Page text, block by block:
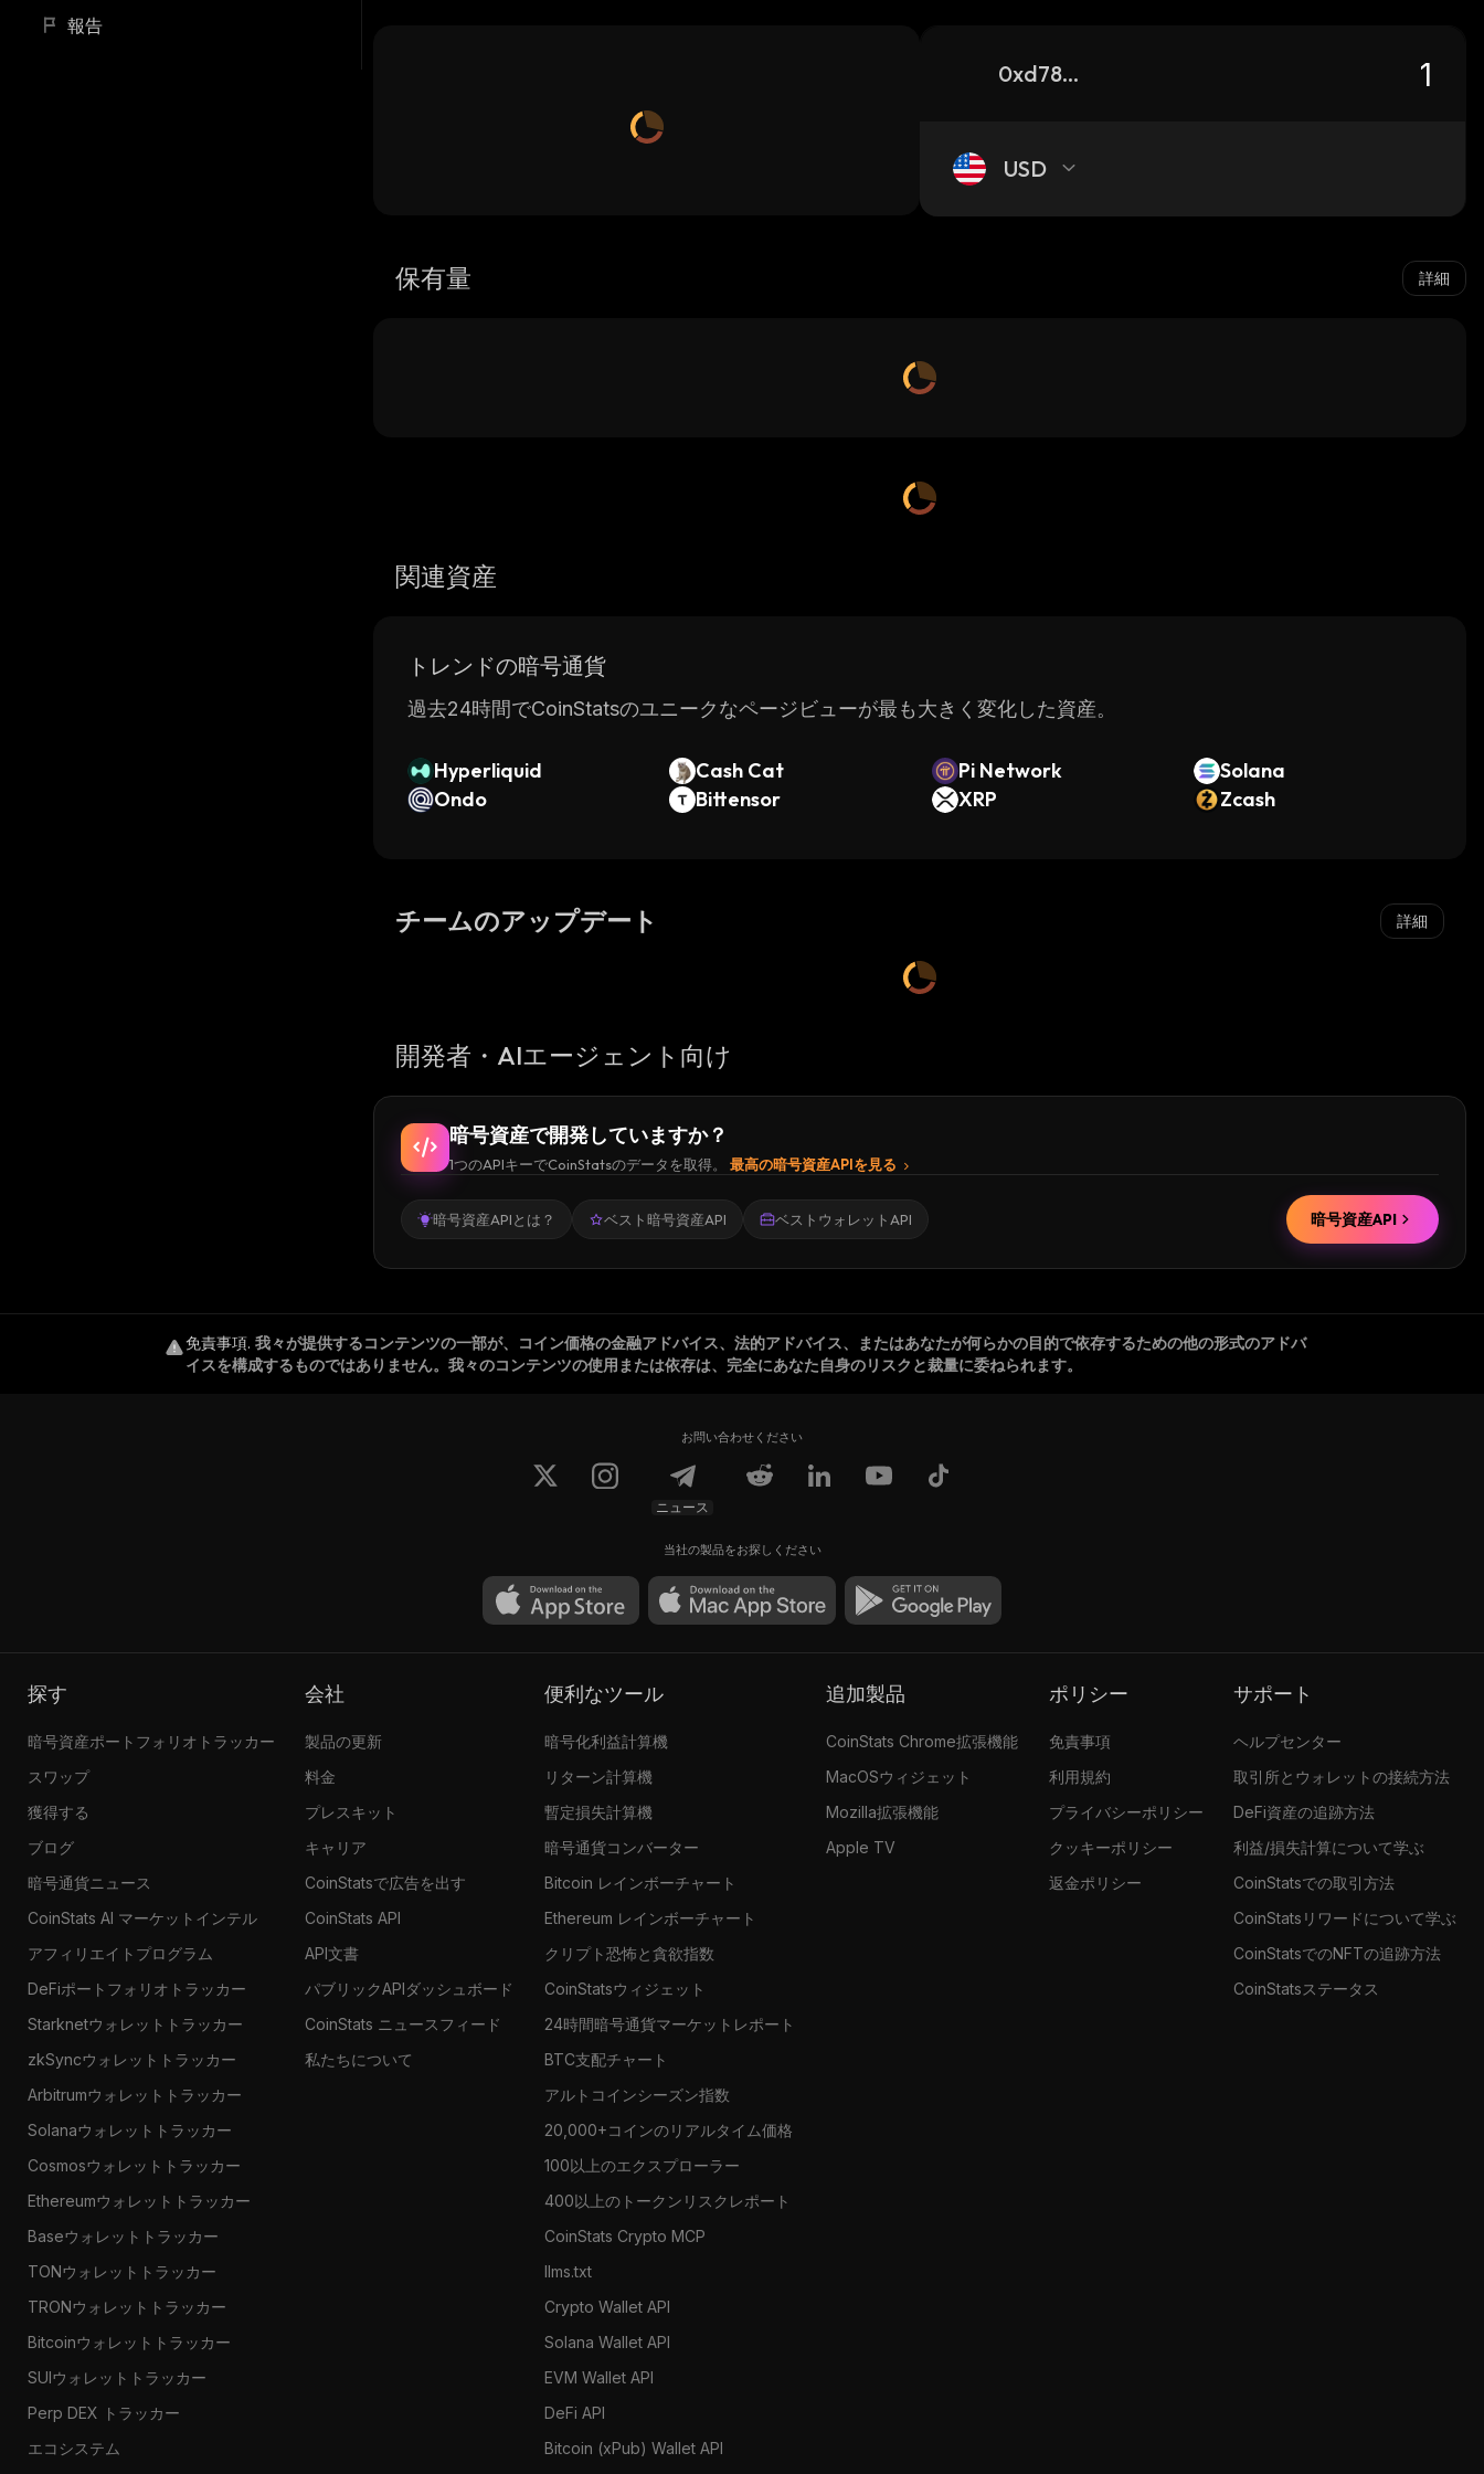
報告
0xd78e6730b9b6009741f21b1f60e66bd27e6963ed_binance_smart
USD
保有量 詳細
関連資産
トレンドの暗号通貨
過去24時間でCoinStatsのユニークなページビューが最も大きく変化した資産。
Hyperliquid Cash Cat Pi Network
Solana
Ondo
Bittensor XRP Zcash
チームのアップデート 詳細
開発者・AIエージェント向け
暗号資産で開発していますか？
1つのAPIキーでCoinStatsのデータを取得。 最高の暗号資産APIを見る
暗号資産APIとは？ ベスト暗号資産API ベストウォレットAPI 暗号資産API
免責事項. 我々が提供するコンテンツの一部が、コイン価格の金融アドバイス、法的アドバイス、またはあなたが何らかの目的で依存するための他の形式のアドバ
イスを構成するものではありません。我々のコンテンツの使用または依存は、完全にあなた自身のリスクと裁量に委ねられます。
お問い合わせください
ニュース
当社の製品をお探しください
探す
暗号資産ポートフォリオトラッカー
スワップ
獲得する
ブログ
暗号通貨ニュース
CoinStats AI マーケットインテル
アフィリエイトプログラム
DeFiポートフォリオトラッカー
Starknetウォレットトラッカー
zkSyncウォレットトラッカー
Arbitrumウォレットトラッカー
Solanaウォレットトラッカー
Cosmosウォレットトラッカー
Ethereumウォレットトラッカー
Baseウォレットトラッカー
TONウォレットトラッカー
TRONウォレットトラッカー
Bitcoinウォレットトラッカー
SUIウォレットトラッカー
Perp DEX トラッカー
エコシステム
会社
製品の更新
料金
プレスキット
キャリア
CoinStatsで広告を出す
CoinStats API
API文書
パブリックAPIダッシュボード
CoinStats ニュースフィード
私たちについて
便利なツール
暗号化利益計算機
リターン計算機
暫定損失計算機
暗号通貨コンバーター
Bitcoin レインボーチャート
Ethereum レインボーチャート
クリプト恐怖と貪欲指数
CoinStatsウィジェット
24時間暗号通貨マーケットレポート
BTC支配チャート
アルトコインシーズン指数
20,000+コインのリアルタイム価格
100以上のエクスプローラー
400以上のトークンリスクレポート
CoinStats Crypto MCP
llms.txt
Crypto Wallet API
Solana Wallet API
EVM Wallet API
DeFi API
Bitcoin (xPub) Wallet API
追加製品
CoinStats Chrome拡張機能
MacOSウィジェット
Mozilla拡張機能
Apple TV
ポリシー
免責事項
利用規約
プライバシーポリシー
クッキーポリシー
返金ポリシー
サポート
ヘルプセンター
取引所とウォレットの接続方法
DeFi資産の追跡方法
利益/損失計算について学ぶ
CoinStatsでの取引方法
CoinStatsリワードについて学ぶ
CoinStatsでのNFTの追跡方法
CoinStatsステータス